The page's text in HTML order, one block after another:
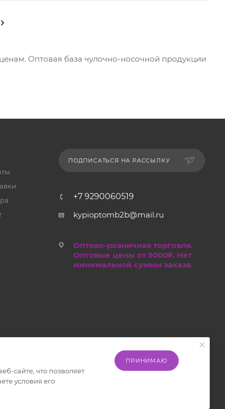
Оптовая база чулочно-носочной продукции
ПОДПИСАТЬСЯ НА РАССЫЛКУ
+7 9290060519
kypioptomb2b@mail.ru
Оптово-розничная торговля.
Оптовые цены от 5000₽. Нет
минимальной суммы заказа.
сайте, что позволяет
условия его
ПРИНИМАЮ